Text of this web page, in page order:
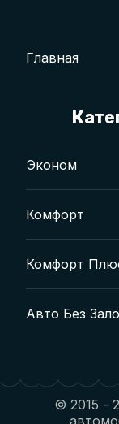
Главная
Эконом
Комфорт
Комфорт
Авто Без
© 2015 -